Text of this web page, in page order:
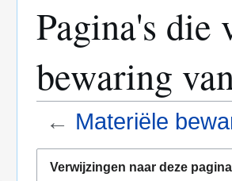
Pagina's
bewaring
← Materiële
navigatie
zoeken
Verwijzingen naar deze pagina